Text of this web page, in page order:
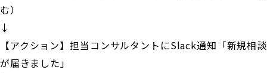
む）
↓
【アクション】担当コンサルタントにSlack通知「新規相談
が届きました」